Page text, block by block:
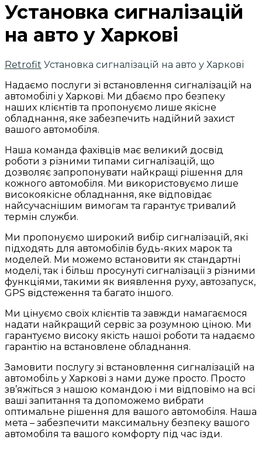
Установка сигналізацій
на авто у Харкові
Retrofit Установка сигналізацій на авто у Харкові
Надаємо послуги зі встановлення сигналізацій на
автомобілі у Харкові. Ми дбаємо про безпеку
наших клієнтів та пропонуємо лише якісне
обладнання, яке забезпечить надійний захист
вашого автомобіля.
Наша команда фахівців має великий досвід
роботи з різними типами сигналізацій, що
дозволяє запропонувати найкращі рішення для
кожного автомобіля. Ми використовуємо лише
високоякісне обладнання, яке відповідає
найсучаснішим вимогам та гарантує тривалий
термін служби.
Ми пропонуємо широкий вибір сигналізацій, які
підходять для автомобілів будь-яких марок та
моделей. Ми можемо встановити як стандартні
моделі, так і більш просунуті сигналізації з різними
функціями, такими як виявлення руху, автозапуск,
GPS відстеження та багато іншого.
Ми цінуємо своїх клієнтів та завжди намагаємося
надати найкращий сервіс за розумною ціною. Ми
гарантуємо високу якість нашої роботи та надаємо
гарантію на встановлене обладнання.
Замовити послугу зі встановлення сигналізацій на
автомобіль у Харкові з нами дуже просто. Просто
зв’яжіться з нашою командою і ми відповімо на всі
ваші запитання та допоможемо вибрати
оптимальне рішення для вашого автомобіля. Наша
мета – забезпечити максимальну безпеку вашого
автомобіля та вашого комфорту під час їзди.